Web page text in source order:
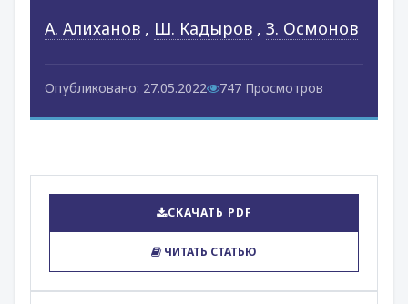
А. Алиханов , Ш. Кадыров , З. Осмонов
Опубликовано: 27.05.2022 747 Просмотров
СКАЧАТЬ PDF
ЧИТАТЬ СТАТЬЮ